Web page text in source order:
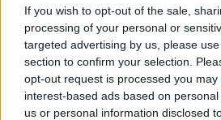
If you wish to opt-out of the sale,
processing of your personal or
targeted advertising by us, please
section to confirm your selection.
opt-out request is processed you may
interest-based ads based on
us or personal information disclosed
Όταν η επόμενη μέρα είναι στάχτη, τι
Διαμεσολαβητής στον πελάτη κλάδου
06.08.2026 - 12:22
Kavita Patel - PhARMA Innovation
καινοτόμα φάρμακα φτάνει τελικά